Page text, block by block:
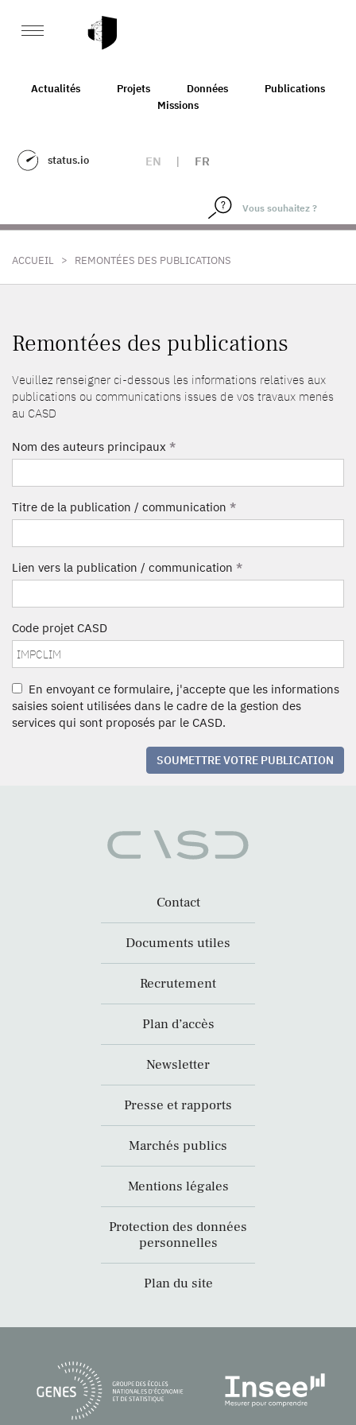
Actualités Projets Données
Publications
Missions
status.io EN | FR
ACCUEIL > REMONTÉES DES PUBLICATIONS
Remontées des publications
Veuillez renseigner ci-dessous les informations relatives aux
publications ou communications issues de vos travaux menés
au CASD
Nom des auteurs principaux *
Titre de la publication / communication *
Lien vers la publication / communication *
Code projet CASD
En envoyant ce formulaire, j'accepte que les informations
saisies soient utilisées dans le cadre de la gestion des
services qui sont proposés par le CASD.
SOUMETTRE VOTRE PUBLICATION
Contact
Documents utiles
Recrutement
Plan d’accès
Newsletter
Presse et rapports
Marchés publics
Mentions légales
Protection des données
personnelles
Plan du site